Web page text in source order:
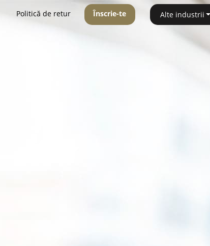
Politică de retur Înscrie-te Alte industrii